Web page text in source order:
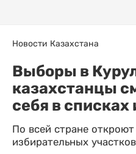
Новости Казахстана
Выборы в
казахстанцы
себя в списках
По всей стране
избирательных